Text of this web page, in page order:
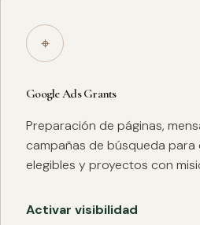
⌖
Google Ads Grants
Preparación de páginas,
campañas de búsqueda para
elegibles y proyectos con
Activar visibilidad